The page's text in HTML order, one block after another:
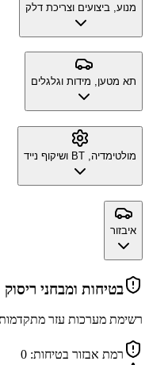
מנוע, ביצועים וצריכת דלק
תא מטען, מידות וגלגלים
מולטימדיה, BT ושיקוף נייד
איבזור
בטיחות ומבחני ריסוק
רשימת מערכות עזר מתקדמות
רמת אבזור בטיחות: 0